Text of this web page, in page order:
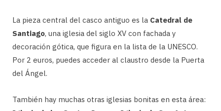
La pieza central del casco antiguo es la Catedral de
Santiago, una iglesia del siglo XV con fachada y
decoración gótica, que figura en la lista de la UNESCO.
Por 2 euros, puedes acceder al claustro desde la Puerta
del Ángel.
También hay muchas otras iglesias bonitas en esta área: